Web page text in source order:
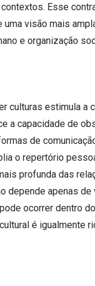
Esse
visão mais
e organização
culturas estimula a
a capacidade de
de
o repertório
profunda das
depende apenas de
ocorrer dentro
é igualmente